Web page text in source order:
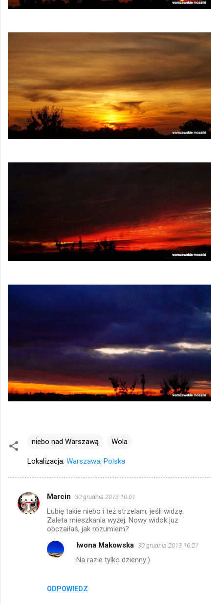
niebo nad Warszawą Wola
Lokalizacja: Warszawa, Polska
K
Marcin 30 grudnia 2013 10:01
Lubię takie niebo i też strzelam, jeśli widzę.
Zaleta mieszkania wyżej. Nowy widok juz
obczaiłaś, jak rozumiem?
ODPOWIEDZ
Iwona Makowska 30 grudnia 2013 16:21
Na razie tylko dzienny:)